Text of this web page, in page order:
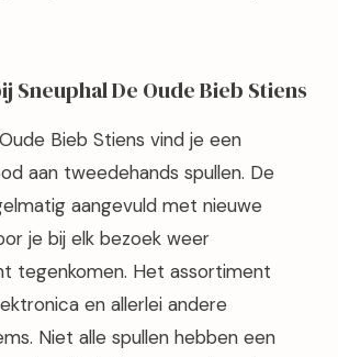
Sneuphal De Oude Bieb Stiens
Bieb Stiens vind je een
aan tweedehands spullen. De
aangevuld met nieuwe
je bij elk bezoek weer
tegenkomen. Het assortiment
en allerlei andere
Niet alle spullen hebben een